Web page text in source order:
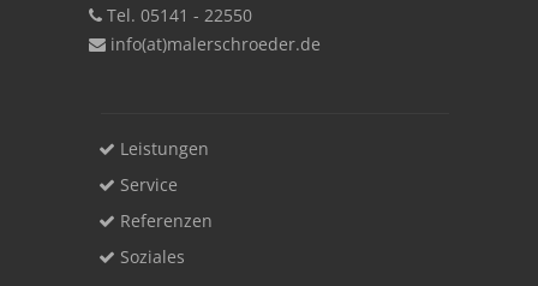
Tel. 05141 - 22550
info(at)malerschroeder.de
Leistungen
Service
Referenzen
Soziales